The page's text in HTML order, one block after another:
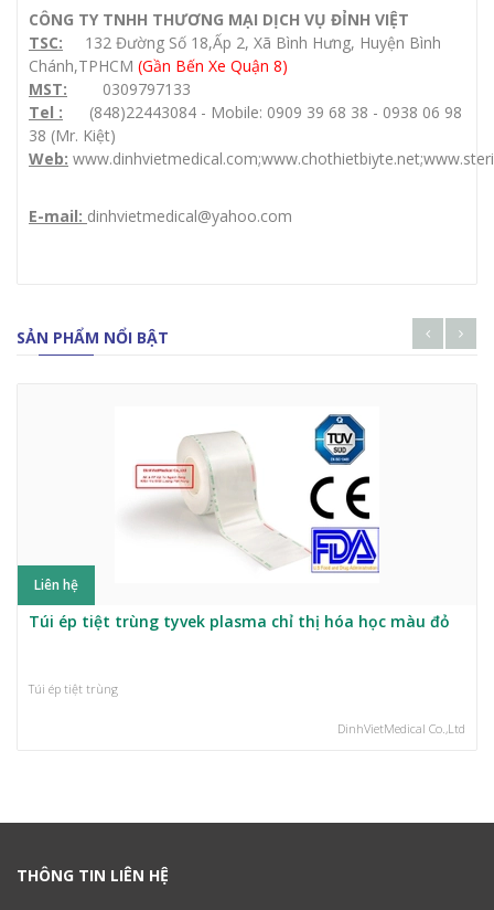
CÔNG TY TNHH THƯƠNG MẠI DỊCH VỤ ĐỈNH VIỆT
TSC: 132 Đường Số 18,Ấp 2, Xã Bình Hưng, Huyện Bình
Chánh,TPHCM (Gần Bến Xe Quận 8)
MST: 0309797133
Tel : (848)22443084 - Mobile: 0909 39 68 38 - 0938 06 98
38 (Mr. Kiệt)
Web: www.dinhvietmedical.com;www.chothietbiyte.net;
E-mail: dinhvietmedical@yahoo.com
SẢN PHẨM NỔI BẬT
Liên hệ
Túi ép tiệt trùng tyvek plasma chỉ thị hóa học màu đỏ
Túi ép tiệt trùng
DinhVietMedical Co.,Ltd
THÔNG TIN LIÊN HỆ